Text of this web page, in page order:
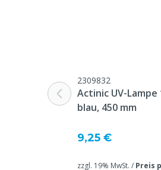
2309832
Actinic UV-Lampe
blau, 450 mm
9,25 €
zzgl. 19% MwSt. / Preis